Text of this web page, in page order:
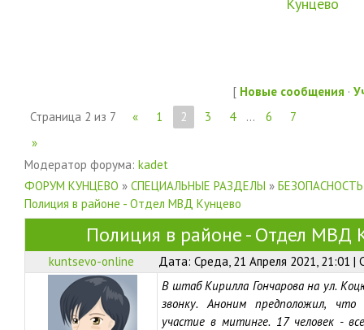
[ Новые сообщения ·
Страница 2 из 7 « 1 2 3 4 … 6
7
»
Модератор форума: kadet
ФОРУМ КУНЦЕВО » СПЕЦИАЛЬНЫЕ РАЗДЕЛЫ »
Полиция в районе - Отдел МВД Кунцево
Полиция в районе - Отдел МВД
kuntsevo-online Дата: Среда, 21 Апреля 2021, 21:01 |
В штаб Кирилла Гончарова на ул.
звонку. Аноним предположил,
участие в митинге. 17 человек -